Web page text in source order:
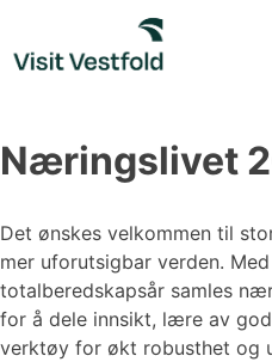
content
Næringslivet
Det ønskes velkommen til
mer uforutsigbar verden.
totalberedskapsår samles
for å dele innsikt, lære av
verktøy for økt robusthet og